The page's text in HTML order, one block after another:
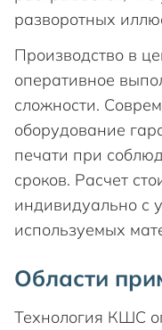
разворотных
Производство в
оперативное
сложности.
оборудование
печати при
сроков. Расчет
индивидуально с
используемых
Области
Технология КШС